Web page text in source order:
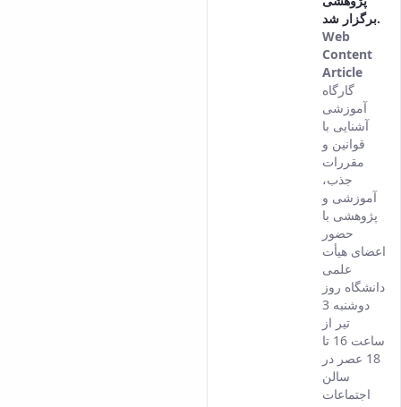
برگزار شد.
Web
Content
Article
result
of
گارگاه
آموزشی
آشنایی با
قوانین و
مقررات
جذب،
آموزشی و
پژوهشی با
حضور
اعضای هیأت
علمی
دانشگاه روز
دوشنبه 3
تیر از
ساعت 16 تا
18 عصر در
سالن
اجتماعات